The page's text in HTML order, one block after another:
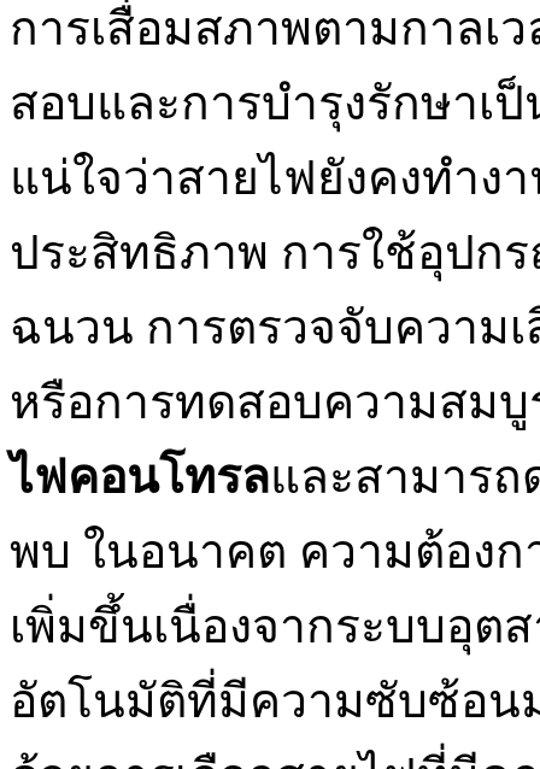
การเสื่อมสภาพตามกาลเ
สอบและการบำรุงรักษาเ
แน่ใจว่าสายไฟยังคงทำง
ประสิทธิภาพ การใช้อุปก
ฉนวน การตรวจจับความ
หรือการทดสอบความสม
ไฟคอนโทรลและสามาร
พบ ในอนาคต ความต้อง
เพิ่มขึ้นเนื่องจากระบบอุต
อัตโนมัติที่มีความซับซ้อน